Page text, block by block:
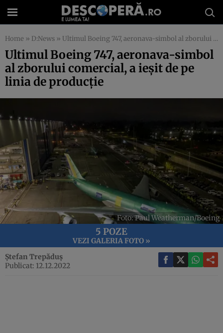
Home » D:News » Ultimul Boeing 747, aeronava-simbol al zborului comercial, a ieșit de pe linia de producție
Ultimul Boeing 747, aeronava-simbol
al zborului comercial, a ieșit de pe
linia de producție
Foto: Paul Weatherman/Boeing
5 POZE
VEZI GALERIA FOTO »
Ștefan Trepăduș
Publicat: 12.12.2022